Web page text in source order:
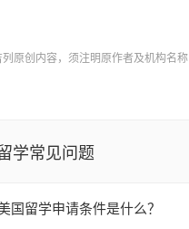
原创内容，须注明原作者及机构名称
学常见问题
国留学申请条件是什么？